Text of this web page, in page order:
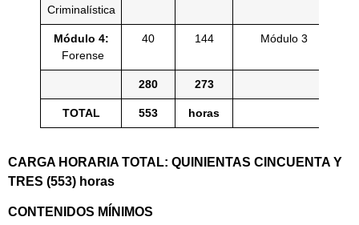
Criminalística
Módulo 4:
Forense
40 144 Módulo 3
280 273
TOTAL 553 horas
CARGA HORARIA TOTAL: QUINIENTAS CINCUENTA Y
TRES (553) horas
CONTENIDOS MÍNIMOS